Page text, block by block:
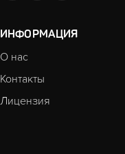
ИНФОРМАЦИЯ
О нас
Контакты
Лицензия